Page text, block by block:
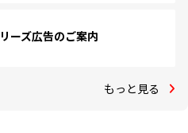
ーズ広告のご案内
もっと見る